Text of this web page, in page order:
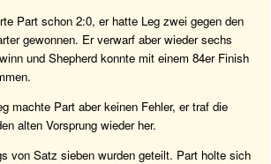
Part schon 2:0, er hatte Leg zwei gegen den
gewonnen. Er verwarf aber wieder sechs
und Shepherd konnte mit einem 84er Finish
machte Part aber keinen Fehler, er traf die
alten Vorsprung wieder her.
von Satz sieben wurden geteilt. Part holte sich